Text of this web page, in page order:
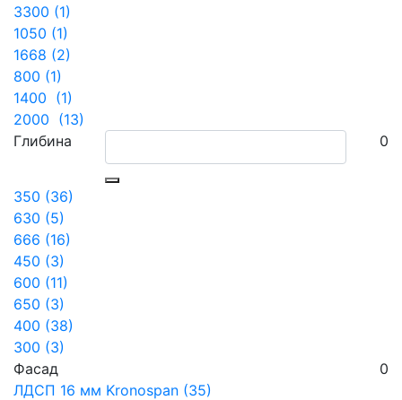
3300 (1)
1050 (1)
1668 (2)
800 (1)
1400 (1)
2000 (13)
Глибина
0
350 (36)
630 (5)
666 (16)
450 (3)
600 (11)
650 (3)
400 (38)
300 (3)
Фасад
0
ЛДСП 16 мм Kronospan (35)